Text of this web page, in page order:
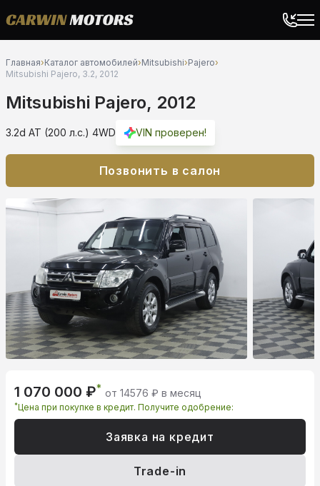
Главная›Каталог автомобилей›Mitsubishi›Pajero›
Mitsubishi Pajero, 3.2, 2012
Mitsubishi Pajero, 2012
3.2d AT (200 л.с.) 4WD VIN проверен!
Позвонить в салон
1 070 000 ₽* от 14576 ₽ в месяц
*Цена при покупке в кредит. Получите одобрение:
Заявка на кредит
Trade-in